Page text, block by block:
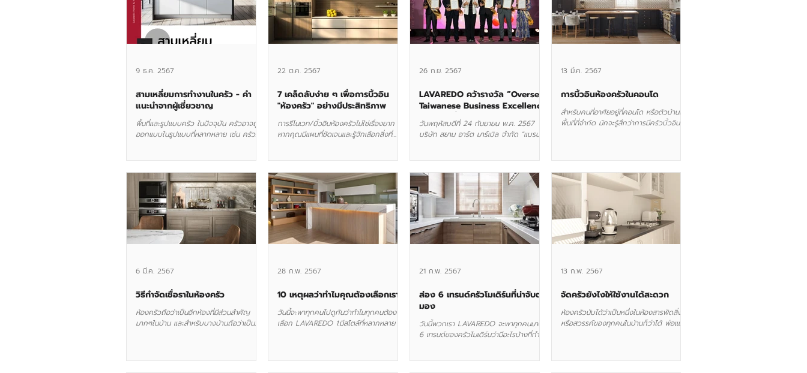
สามเหลี่ยมการทำงานในครัว - คำ
แนะนำจากผู้เชี่ยวชาญ
พื้นที่และรูปแบบครัว ในปัจจุบัน ครัวอาจถูก
ออกแบบในรูปแบบที่หลากหลาย เช่น ครัว
9 ธ.ค. 2567
7 เคล็ดลับง่าย ๆ เพื่อการบิ้วอิน
"ห้องครัว" อย่างมีประสิทธิภาพ
การรีโนเวท/บิ้วอินห้องครัวไม่ใช่เรื่องยาก
หากคุณมีแผนที่ชัดเจนและรู้จักเลือกสิ่งที่
22 ต.ค. 2567
LAVAREDO คว้ารางวัล “Overseas
Taiwanese Business Excellence
Award ครั้งที่ 3” สำหรับ
"ผลิตภัณฑ์คุณภาพสูง" เพื่อส่งเสริม
การสร้างมาตรฐานผลิตภัณฑ์ที่มี
วันพฤหัสบดีที่ 24 กันยายน พ.ศ. 2567
บริษัท สยาม อาร์ต มาร์เบิล จำกัด "แบรนด์
26 ก.ย. 2567
การบิ้วอินห้องครัวในคอนโด
สำหรับคนที่อาศัยอยู่ที่คอนโด หรือตัวบ้านมี
พื้นที่ที่จำกัด มักจะรู้สึกว่าการมีครัวบิ้วอินนั้น
13 มี.ค. 2567
วิธีกำจัดเชื่อราในห้องครัว
ห้องครัวถือว่าเป็นอีกห้องที่มีส่วนสำคัญ
มากๆในบ้าน และสำหรับบางบ้านถือว่าเป็น
6 มี.ค. 2567
10 เหตุผลว่าทำไมคุณต้องเลือกเรา
วันนี้จะพาทุกคนไปดูกันว่าทำไมทุกคนต้อง
เลือก LAVAREDO 1.มีสไตล์ที่หลากหลาย ไม่
28 ก.พ. 2567
ส่อง 6 เทรนด์ครัวโมเดิร์นที่น่าจับตา
มอง
วันนี้พวกเรา LAVAREDO จะพาทุกคนมาดู
6 เทรนด์ของครัวโมเดิร์นว่ามีอะไรบ้างที่กำลัง
21 ก.พ. 2567
จัดครัวยังไงให้ใช้งานได้สะดวก
ห้องครัวนับได้ว่าเป็นหนึ่งในห้องสารพัดสิ่ง
หรือสวรรค์ของทุกคนในบ้านก็ว่าได้ พ่อแม่
13 ก.พ. 2567